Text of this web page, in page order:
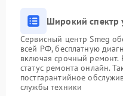
Широкий спектр
Сервисный центр Smeg
всей РФ, бесплатную
включая срочный ремонт.
статус ремонта онлайн.
постгарантийное
службы техники